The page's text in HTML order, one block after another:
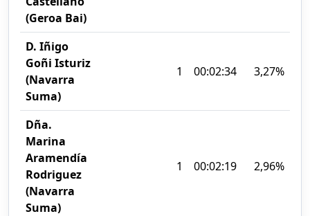
(Geroa Bai)
D. Iñigo
Goñi Isturiz
(Navarra
Suma)
1 00:02:34 3,27%
Dña.
Marina
Aramendía
Rodriguez
(Navarra
Suma)
1 00:02:19 2,96%